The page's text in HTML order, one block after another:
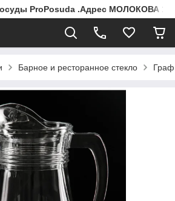
ProPosuda .Адрес МОЛОКОВА
Барное и ресторанное стекло